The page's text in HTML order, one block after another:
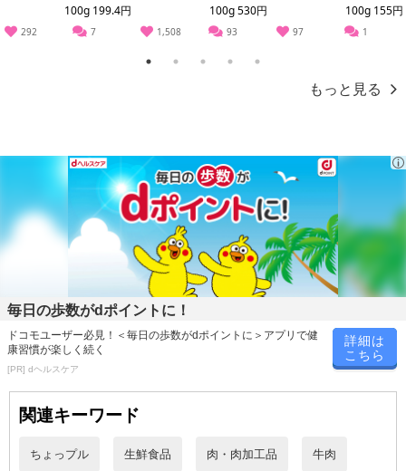
・原産国（最終加工地）：滋賀県
・原材料/材質/素材：牛肉
・アレルギー表示：牛肉
・注意事項：-18℃以下で保存お願いいたします
注意事項
100g 199.4円
292 7
100g 530円
1,508 93
100g 155円
97 1
1 2 3 4 5
もっと見る
毎日の歩数がdポイントに！
ドコモユーザー必見！＜毎日の歩数がdポイントに＞アプリで健
康習慣が楽しく続く
[PR] dヘルスケア
詳細は
こちら
関連キーワード
ちょっプル 生鮮食品 肉・肉加工品 牛肉